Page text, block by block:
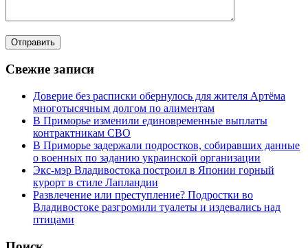
Свежие записи
Доверие без расписки обернулось для жителя Артёма
многотысячным долгом по алиментам
В Приморье изменили единовременные выплаты
контрактникам СВО
В Приморье задержали подростков, собиравших данные
о военных по заданию украинской организации
Экс-мэр Владивостока построил в Японии горный
курорт в стиле Лапландии
Развлечение или преступление? Подростки во
Владивостоке разгромили туалеты и издевались над
птицами